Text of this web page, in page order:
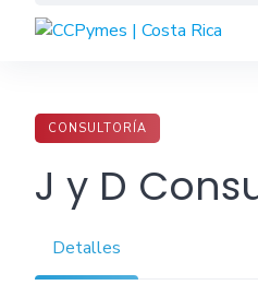
CONSULTORÍA
J y D
Detalles